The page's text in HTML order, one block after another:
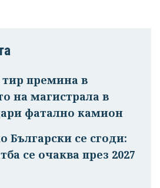
тир премина в
на магистрала в
фатално камион
Български се сгоди:
се очаква през 2027